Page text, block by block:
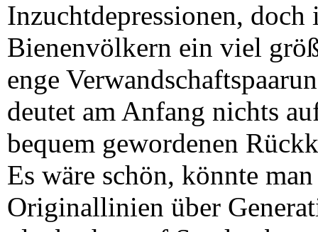
Inzuchtdepressionen,
Bienenvölkern ein viel
enge
deutet am Anfang nichts
bequem gewordenen
Es wäre schön, könnte
Originallinien über